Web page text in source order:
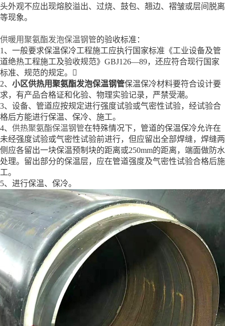
头外观不应出现熔胶溢出、过烧、鼓包、翘边、褶皱或层间脱离
等现象。
供暖用聚氨酯发泡保温钢管的验收标准：
1、一般要求保温保冷工程施工应执行国家标准《工业设备及管
道绝热工程施工及验收规范》GBJ126—89，还应符合现行国家
标准、规范的规定。
2、 小区供热用聚氨酯发泡保温钢管保温保冷材料要符合设计要
求，有产品合格证和化验、物理实验记录，严禁受潮。
3、设备、管道应按规定进行强度试验或气密性试验，经试验合
格后方能进行保温、保冷、施工。
4、 供热聚氨酯保温钢管在特殊情况下，管道的保温保冷允许在
未经强度试验或气密性试验前进行，但应留出全部焊缝，焊缝两
侧应各留出一块保温预制块的距离或250mm的距离，端面做防水
处理。留出部分的保温层，应在管道强度及气密性试验合格后施
工。
5、进行保温、保冷。